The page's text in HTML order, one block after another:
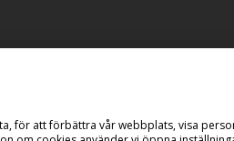
för att förbättra vår webbplats, visa